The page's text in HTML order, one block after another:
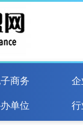
商务 企
单位 行